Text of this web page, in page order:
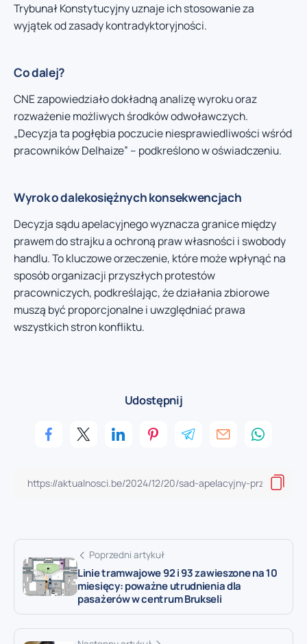
Trybunał Konstytucyjny uznaje ich stosowanie za
wyjątek od zasady kontradyktoryjności.
Co dalej?
CNE zapowiedziało dokładną analizę wyroku oraz
rozważenie możliwych środków odwoławczych.
„Decyzja ta pogłębia poczucie niesprawiedliwości wśród
pracowników Delhaize” – podkreślono w oświadczeniu.
Wyrok o dalekosiężnych konsekwencjach
Decyzja sądu apelacyjnego wyznacza granice między
prawem do strajku a ochroną praw własności i swobody
handlu. To kluczowe orzeczenie, które może wpłynąć na
sposób organizacji przyszłych protestów
pracowniczych, podkreślając, że działania zbiorowe
muszą być proporcjonalne i uwzględniać prawa
wszystkich stron konfliktu.
Udostępnij
Poprzedni artykuł
Linie tramwajowe 92 i 93 zawieszone na 10
miesięcy: poważne utrudnienia dla
pasażerów w centrum Brukseli